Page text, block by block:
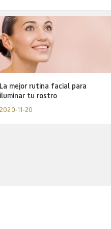
La mejor rutina facial para
iluminar tu rostro
2020-11-20